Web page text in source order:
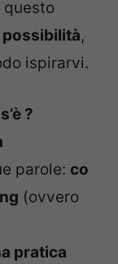
questo
,
ispirarvi.
?
parole: co
(ovvero
pratica